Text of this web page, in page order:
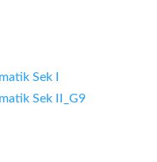
Sek I
Sek II_G9